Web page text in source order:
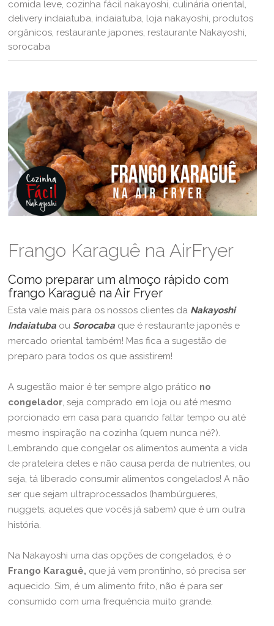
comida leve, cozinha fácil nakayoshi, culinária oriental,
delivery indaiatuba, indaiatuba, loja nakayoshi, produtos
orgânicos, restaurante japones, restaurante Nakayoshi,
sorocaba
Frango Karaguê na AirFryer
Como preparar um almoço rápido com
frango Karaguê na Air Fryer
Esta vale mais para os nossos clientes da Nakayoshi
Indaiatuba ou Sorocaba que é restaurante japonês e
mercado oriental também! Mas fica a sugestão de
preparo para todos os que assistirem!
A sugestão maior é ter sempre algo prático no
congelador, seja comprado em loja ou até mesmo
porcionado em casa para quando faltar tempo ou até
mesmo inspiração na cozinha (quem nunca né?).
Lembrando que congelar os alimentos aumenta a vida
de prateleira deles e não causa perda de nutrientes, ou
seja, tá liberado consumir alimentos congelados! A não
ser que sejam ultraprocessados (hambúrgueres,
nuggets, aqueles que vocês já sabem) que é um outra
história.
Na Nakayoshi uma das opções de congelados, é o
Frango Karaguê, que já vem prontinho, só precisa ser
aquecido. Sim, é um alimento frito, não é para ser
consumido com uma frequência muito grande.